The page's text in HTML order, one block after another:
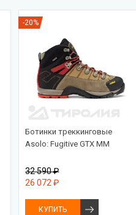
-20%
Ботинки треккинговые
Asolo: Fugitive GTX MM
32 590 ₽
26 072 ₽
КУПИТЬ